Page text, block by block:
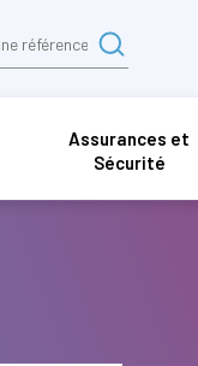
Assurances et
Sécurité